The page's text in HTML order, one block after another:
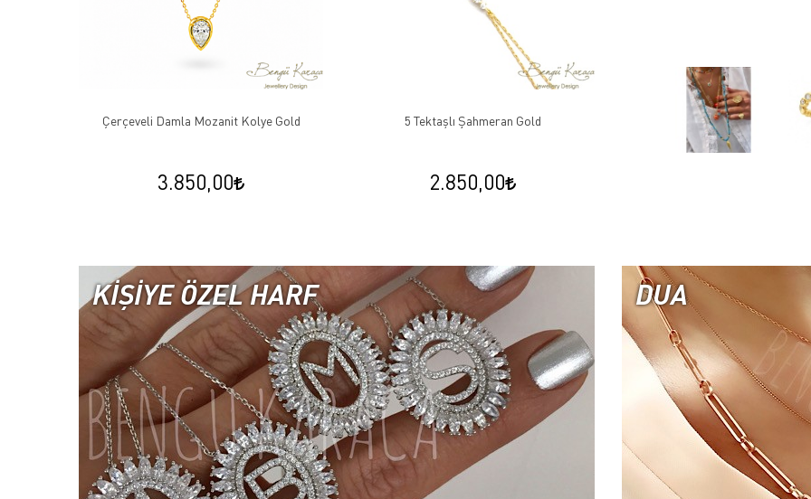
Çerçeveli Damla Mozanit Kolye Gold
3.850,00
5 Tektaşlı Şahmeran Gold
2.850,00
KİŞİYE ÖZEL HARF DUA